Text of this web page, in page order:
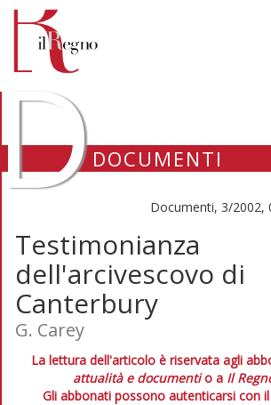
DOCUMENTI
Documenti, 3/2002,
Testimonianza
dell'arcivescovo di
Canterbury
G. Carey
La lettura dell'articolo è riservata agli
attualità e documentio a Il
Gli abbonati possono autenticarsi con